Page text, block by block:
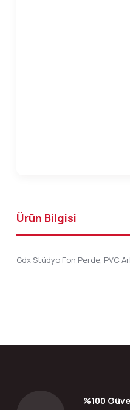
Ürün Bilgisi
Gdx Stüdyo Fon Perde, PVC
Ürün fiyatı diğer sitelerden
%100